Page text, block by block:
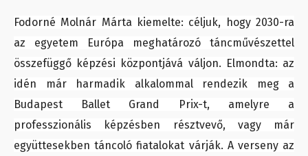
Fodorné Molnár Márta kiemelte: céljuk, hogy 2030-ra
az egyetem Európa meghatározó táncművészettel
összefüggő képzési központjává váljon. Elmondta: az
idén már harmadik alkalommal rendezik meg a
Budapest Ballet Grand Prix-t, amelyre a
professzionális képzésben résztvevő, vagy már
együttesekben táncoló fiatalokat várják. A verseny az